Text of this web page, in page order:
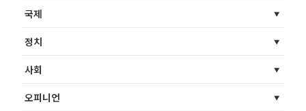
국제
정치
사회
오피니언